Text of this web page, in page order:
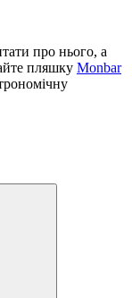
про нього, а
пляшку Monbar